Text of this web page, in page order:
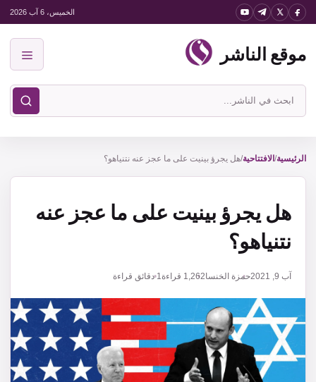
انتقل
المحتوى
الخميس، 6 آب 2026
موقع الناشر
ابحث
في
الناشر
الرئيسية/ الافتتاحية/هل يجرؤ بينيت على ما عجز عنه نتنياهو؟
هل يجرؤ بينيت على ما عجز عنه
نتنياهو؟
آب 9, 2021 حمزة الخنسا1,262 قراءة1 دقائق قراءة